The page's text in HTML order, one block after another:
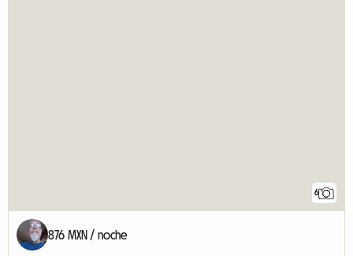
6
876 MXN / noche